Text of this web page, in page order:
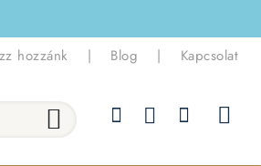
hozzánk | Blog | Kapcsolat